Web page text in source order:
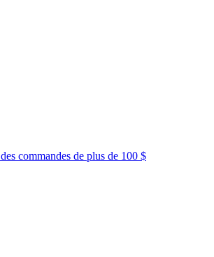
des commandes de plus de 100 $